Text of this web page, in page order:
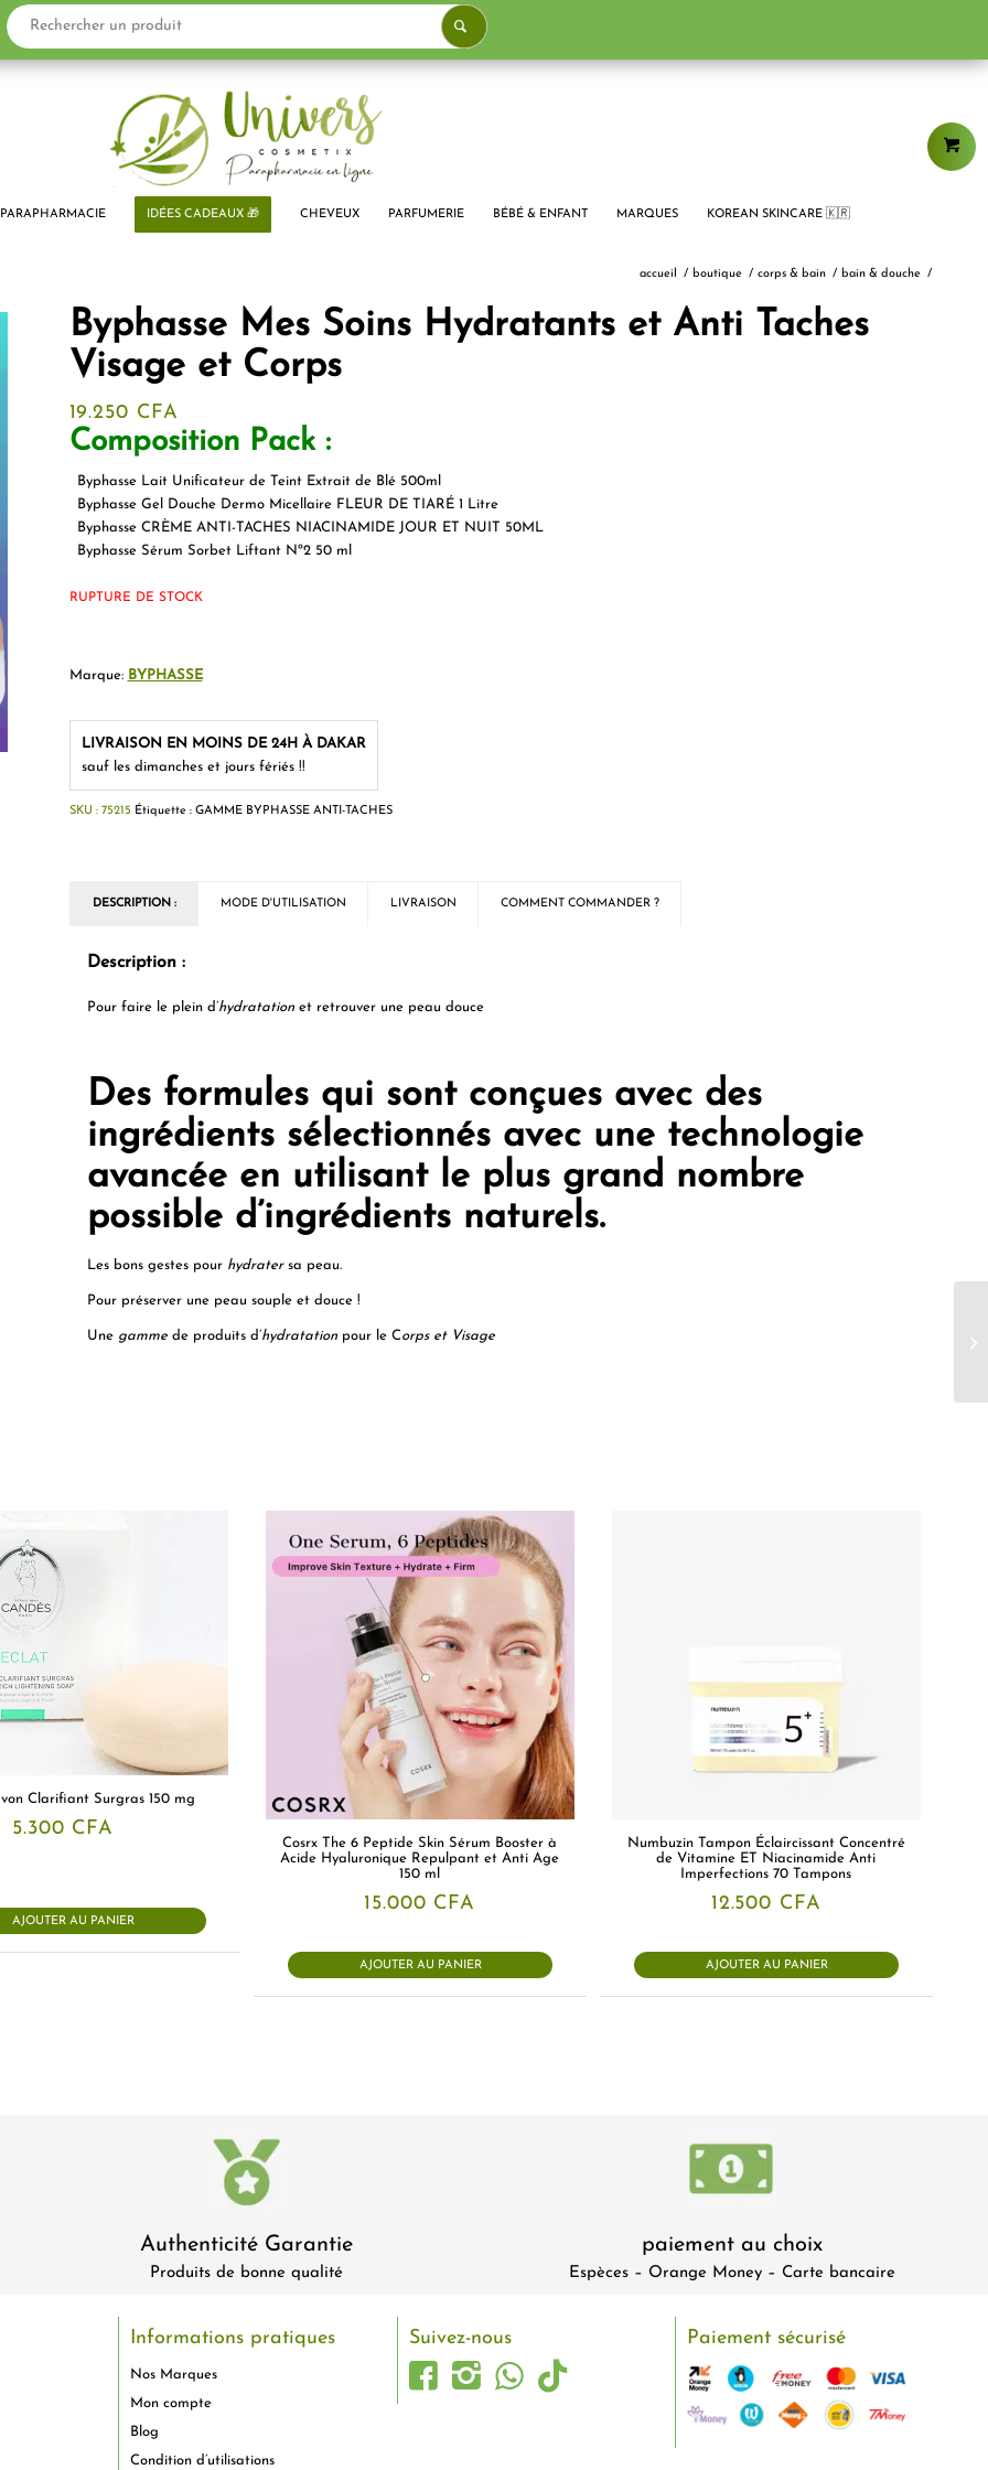
PARAPHARMACIE IDÉES CADEAUX 🎁 CHEVEUX PARFUMERIE BÉBÉ & ENFANT MARQUES KOREAN SKINCARE 🇰🇷
accueil / boutique / corps & bain / bain & douche /
Byphasse Mes Soins Hydratants et Anti Taches
Visage et Corps
19.250 CFA
Composition Pack :
Byphasse Lait Unificateur de Teint Extrait de Blé 500ml
Byphasse Gel Douche Dermo Micellaire FLEUR DE TIARÉ 1 Litre
Byphasse CRÈME ANTI-TACHES NIACINAMIDE JOUR ET NUIT 50ML
Byphasse Sérum Sorbet Liftant Nº2 50 ml
RUPTURE DE STOCK
Marque: BYPHASSE
LIVRAISON EN MOINS DE 24H À DAKAR
sauf les dimanches et jours fériés !!
SKU : 75215 Étiquette : GAMME BYPHASSE ANTI-TACHES
DESCRIPTION : MODE D'UTILISATION LIVRAISON COMMENT COMMANDER ?
Description :
Pour faire le plein d’hydratationet retrouver une peau douce
Des formules qui sont conçues avec des
ingrédients sélectionnés avec une technologie
avancée en utilisant le plus grand nombre
possible d’ingrédients naturels.
Les bons gestes pour hydratersa peau.
Pour préserver une peau souple et douce !
Une gammede produits d’hydratationpour le Corps et Visage
Clarifiant Surgras 150 mg
5.300 CFA
AJOUTER AU PANIER
Cosrx The 6 Peptide Skin Sérum Booster à
Acide Hyaluronique Repulpant et Anti Age
150 ml
15.000 CFA
AJOUTER AU PANIER
Numbuzin Tampon Éclaircissant Concentré
de Vitamine ET Niacinamide Anti
Imperfections 70 Tampons
12.500 CFA
AJOUTER AU PANIER
Authenticité Garantie
Produits de bonne qualité
paiement au choix
Espèces – Orange Money – Carte bancaire
Informations pratiques
Nos Marques
Mon compte
Blog
Condition d’utilisations
Suivez-nous Paiement sécurisé